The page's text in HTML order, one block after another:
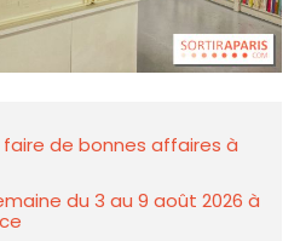
de bonnes affaires à
du 3 au 9 août 2026 à